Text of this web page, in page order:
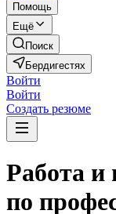
Помощь
Ещё
Поиск
Бердигестях
Войти
Войти
Создать резюме
Работа и
по